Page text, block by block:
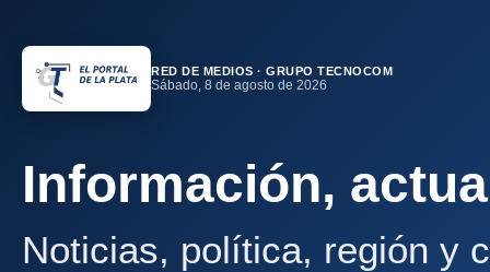
RED DE MEDIOS · GRUPO TECNOCOM
Sábado, 8 de agosto de 2026
Información,
Noticias, política, región y